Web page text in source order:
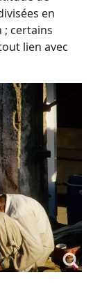
en
; certains
lien avec